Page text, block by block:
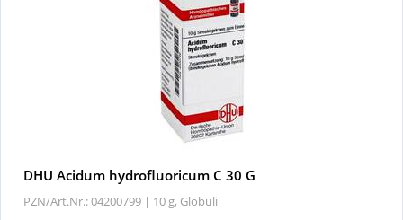
DHU Acidum hydrofluoricum C 30 G
PZN/Art.Nr.: 04200799 | 10 g, Globuli